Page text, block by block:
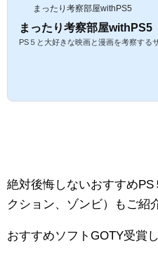
まったり考察部屋withPS5
まったり考察部屋withPS5
PS５と大好きな映画と漫画を考察する
絶対後悔しないおすすめ
クション、ゾンビ）もご紹
おすすめソフトGOTY受賞